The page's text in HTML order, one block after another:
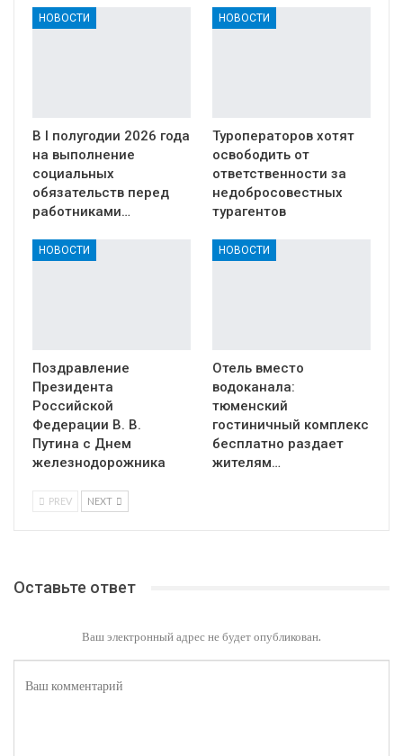
НОВОСТИ
В I полугодии 2026 года
на выполнение
социальных
обязательств перед
работниками…
НОВОСТИ
Туроператоров хотят
освободить от
ответственности за
недобросовестных
турагентов
НОВОСТИ
Поздравление
Президента
Российской
Федерации В. В.
Путина с Днем
железнодорожника
НОВОСТИ
Отель вместо
водоканала:
тюменский
гостиничный комплекс
бесплатно раздает
жителям…
PREV NEXT
Оставьте ответ
Ваш электронный адрес не будет опубликован.